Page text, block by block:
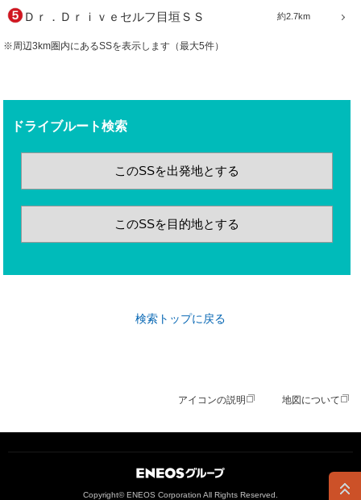
約2.7km
Ｄｒ．Ｄｒｉｖｅセルフ目垣ＳＳ
※周辺3km圏内にあるSSを表示します（最大5件）
ドライブルート検索
このSSを出発地とする
このSSを目的地とする
検索トップに戻る
アイコンの説明 地図について
Copyright© ENEOS Corporation All Rights Reserved.